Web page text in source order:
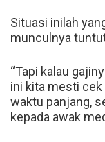
Situasi inilah
munculnya
“Tapi kalau
ini kita mesti cek
waktu panjang,
kepada awak